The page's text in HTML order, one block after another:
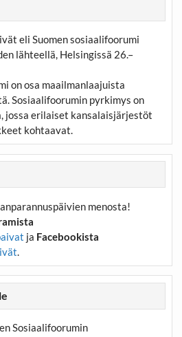
eli Suomen sosiaalifoorumi
lähteellä, Helsingissä 26.–
on osa maailmanlaajuista
Sosiaalifoorumin pyrkimys on
jossa erilaiset kansalaisjärjestöt
kohtaavat.
menosta!
ja Facebookista
.
Sosiaalifoorumin